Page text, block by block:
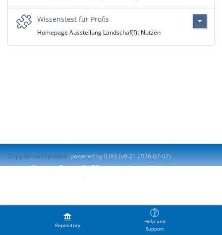
Repository
Help and
Support
Wissenstest für Profis
Homepage Ausstellung Landschaf(f)t Nutzen
Copy link to clipboard powered by ILIAS (v9.21 2026-07-07)
Legal Notice
Contact ILIAS Support
Accessibility